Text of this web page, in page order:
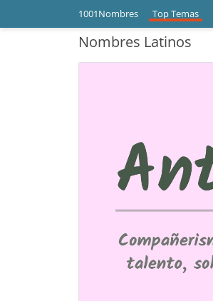
1001Nombres Top Temas
Nombres Latinos